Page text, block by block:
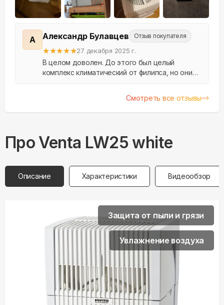
А Александр Булавцев Отзыв покупателя
★★★★★27 декабря 2025 г.
В целом доволен. До этого был целый
комплекс климатический от филипса, но они
Смотреть все отзывы
Про Venta LW25 white
Описание Характеристики Видеообзор
Защита от пыли и грязи
Увлажнение воздуха